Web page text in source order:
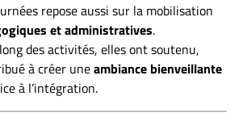
repose aussi sur la mobilisation
et administratives.
des activités, elles ont soutenu,
à créer uneambiance bienveillante
à l’intégration.